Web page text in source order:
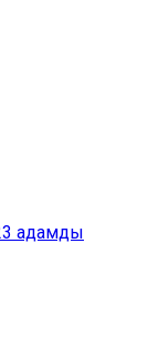
адамды